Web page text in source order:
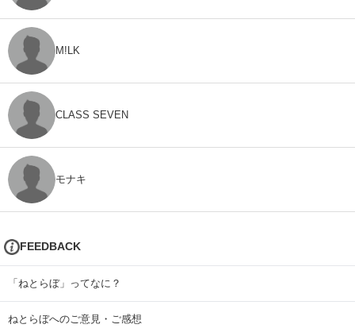
M!LK
CLASS SEVEN
モナキ
FEEDBACK
「ねとらぼ」ってなに？
ねとらぼへのご意見・ご感想